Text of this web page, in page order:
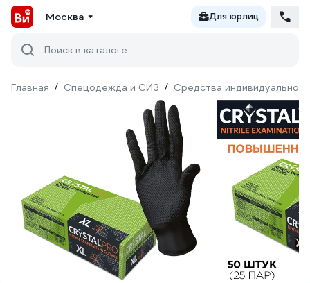
Москва Для юрлиц
Поиск в каталоге
Главная / Спецодежда и СИЗ / Средства индивидуальной